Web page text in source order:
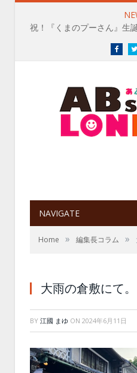
NAVIGATE
Home » 編集長コラム »
大雨の倉敷にて。
BY 江國 まゆ ON 2024年6月11日